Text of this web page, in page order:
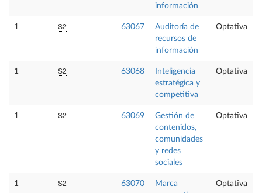
información
1 S2 63067
Auditoría de
recursos de
información
Optativa
1 S2 63068
Inteligencia
estratégica y
competitiva
Optativa
1 S2 63069
Gestión de
contenidos,
comunidades
y redes
sociales
Optativa
1 S2 63070
Marca
Optativa